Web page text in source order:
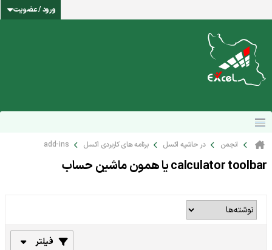
ورود / عضویت
انجمن در حاشیه اکسل برنامه های کاربردی اکسل add-ins
calculator toolbar یا همون ماشین حساب
فیلتر